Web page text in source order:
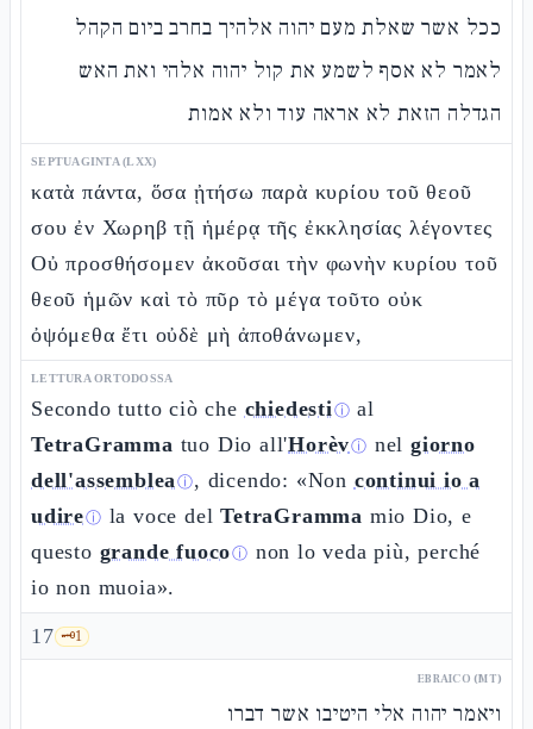
ככל אשר שאלת מעם יהוה אלהיך בחרב ביום הקהל
לאמר לא אסף לשמע את קול יהוה אלהי ואת האש
הגדלה הזאת לא אראה עוד ולא אמות
SEPTUAGINTA (LXX)
κατὰ πάντα, ὅσα ᾐτήσω παρὰ κυρίου τοῦ θεοῦ
σου ἐν Χωρηβ τῇ ἡμέρᾳ τῆς ἐκκλησίας λέγοντες
Οὐ προσθήσομεν ἀκοῦσαι τὴν φωνὴν κυρίου τοῦ
θεοῦ ἡμῶν καὶ τὸ πῦρ τὸ μέγα τοῦτο οὐκ
ὀψόμεθα ἔτι οὐδὲ μὴ ἀποθάνωμεν,
LETTURA ORTODOSSA
Secondo tutto ciò che chiedestiⓘ al
TetraGramma tuo Dio all'Horèvⓘ nelgiorno
dell'assembleaⓘ, dicendo: «Non continui io a
udireⓘ la voce delTetraGramma mio Dio, e
questo grande fuocoⓘ non lo veda più, perché
io non muoia».
17 🗝️1
EBRAICO (MT)
ויאמר יהוה אלי היטיבו אשר דברו